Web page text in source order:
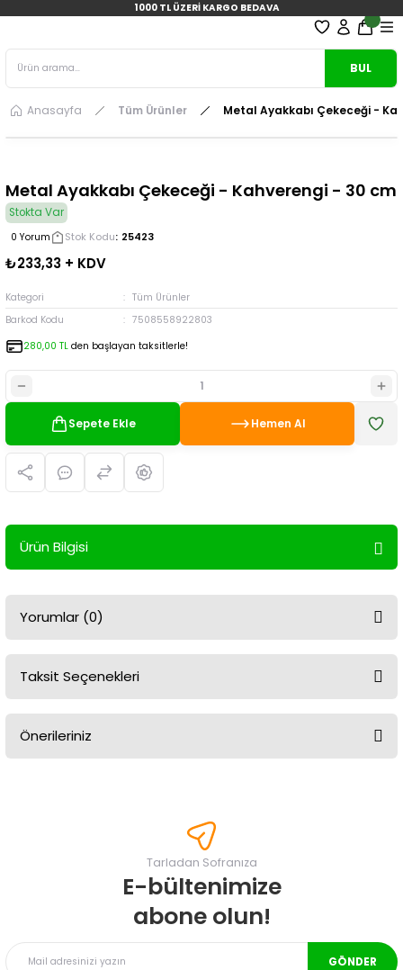
1000 TL ÜZERİ KARGO BEDAVA
BUL
Anasayfa Tüm Ürünler Metal Ayakkabı Çekeceği -
Metal Ayakkabı Çekeceği - Kahverengi - 30 cm
Stokta Var
0 Yorum Stok Kodu 25423
₺233,33 + KDV
Kategori
Tüm Ürünler
Barkod Kodu
7508558922803
280,00 TL den başlayan taksitlerle!
Sepete Ekle Hemen Al
Ürün Bilgisi
Yorumlar (0)
Taksit Seçenekleri
Önerileriniz
Görüş ve önerileriniz için teşekkür ederiz.
Ürün resmi kalitesiz, bozuk veya görüntülenemiyor.
Ürün bilgilerinde hatalar bulunuyor.
Tarladan Sofranıza
E-bültenimize
abone olun!
GÖNDER